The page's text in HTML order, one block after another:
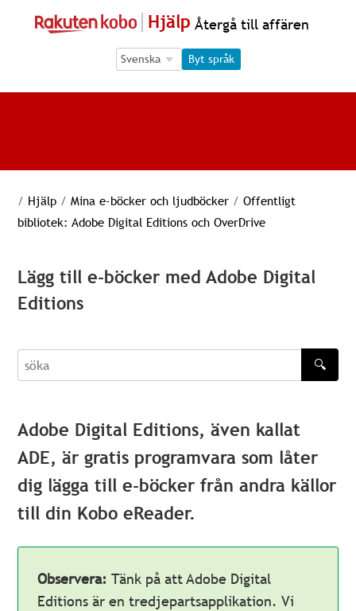
Hjälp Återgå till affären
Language Selection
Language Selection
Byt språk
/ Hjälp / Mina e-böcker och ljudböcker / Offentligt
bibliotek: Adobe Digital Editions och OverDrive
Lägg till e-böcker med Adobe Digital
Editions
söka
🔍
Adobe Digital Editions, även kallat
ADE, är gratis programvara som låter
dig lägga till e-böcker från andra källor
till din Kobo eReader.
Observera:Tänk på att Adobe Digital
Editions är en tredjepartsapplikation. Vi